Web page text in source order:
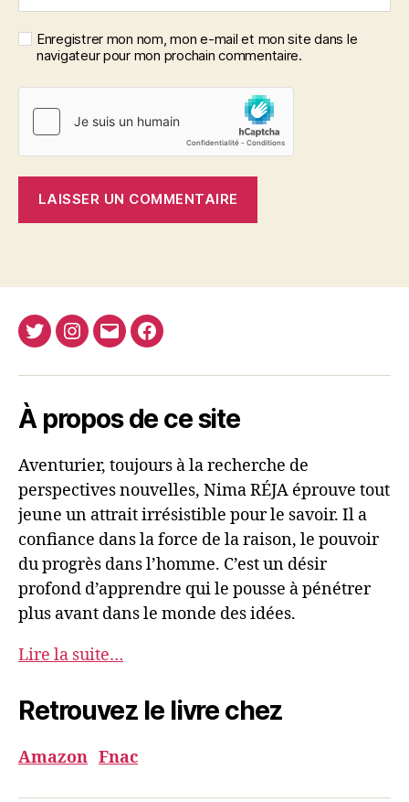
Enregistrer mon nom, mon e-mail et mon site dans le
navigateur pour mon prochain commentaire.
TwitterInstagram
E-
Facebook
À propos de ce site
Aventurier, toujours à la recherche de
perspectives nouvelles, Nima RÉJA éprouve tout
jeune un attrait irrésistible pour le savoir. Il a
confiance dans la force de la raison, le pouvoir
du progrès dans l’homme. C’est un désir
profond d’apprendre qui le pousse à pénétrer
plus avant dans le monde des idées.
Lire la suite…
Retrouvez le livre chez
Amazon Fnac